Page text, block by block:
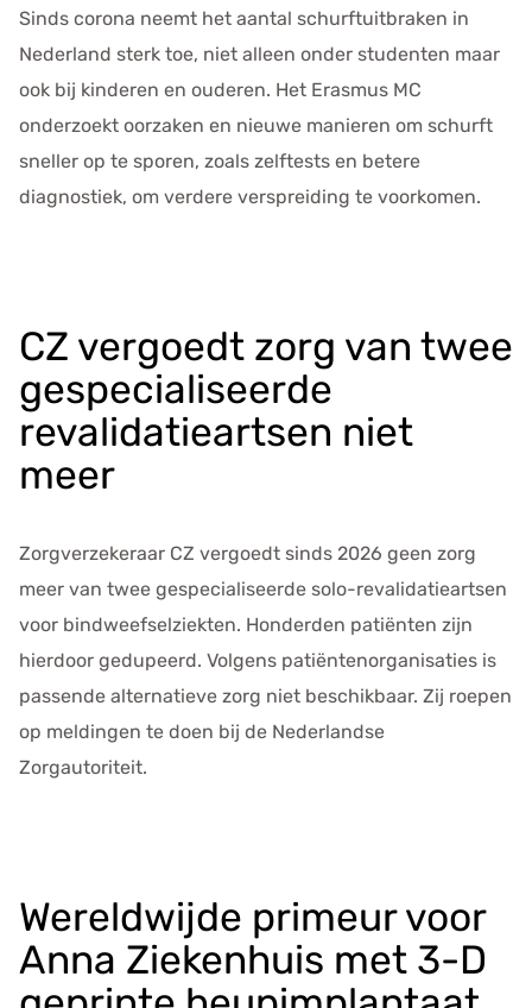
Sinds corona neemt het aantal schurftuitbraken in
Nederland sterk toe, niet alleen onder studenten maar
ook bij kinderen en ouderen. Het Erasmus MC
onderzoekt oorzaken en nieuwe manieren om schurft
sneller op te sporen, zoals zelftests en betere
diagnostiek, om verdere verspreiding te voorkomen.
CZ vergoedt zorg van twee
gespecialiseerde
revalidatieartsen niet
meer
Zorgverzekeraar CZ vergoedt sinds 2026 geen zorg
meer van twee gespecialiseerde solo-revalidatieartsen
voor bindweefselziekten. Honderden patiënten zijn
hierdoor gedupeerd. Volgens patiëntenorganisaties is
passende alternatieve zorg niet beschikbaar. Zij roepen
op meldingen te doen bij de Nederlandse
Zorgautoriteit.
Wereldwijde primeur voor
Anna Ziekenhuis met 3-D